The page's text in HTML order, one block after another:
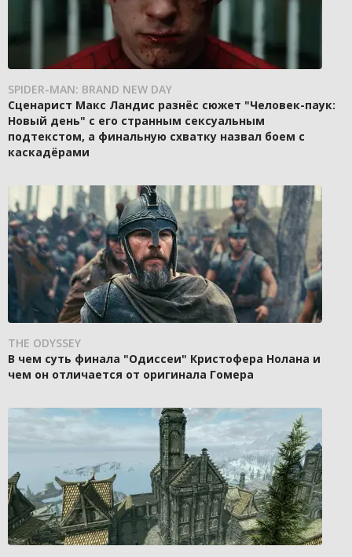
SPIDER-MAN: BRAND NEW DAY
Сценарист Макс Ландис разнёс сюжет "Человек-паук:
Новый день" с его странным сексуальным
подтекстом, а финальную схватку назвал боем с
каскадёрами
THE ODYSSEY
В чем суть финала "Одиссеи" Кристофера Нолана и
чем он отличается от оригинала Гомера